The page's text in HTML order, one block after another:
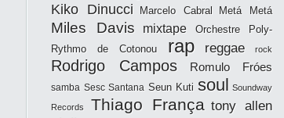
Kiko Dinucci Marcelo Cabral Metá Metá
Miles Davis mixtape
Orchestre Poly-
Rythmo de Cotonou
rap reggae rock
Rodrigo Campos Romulo Fróes
samba Sesc Santana Seun Kuti soul Soundway
Records Thiago França tony allen